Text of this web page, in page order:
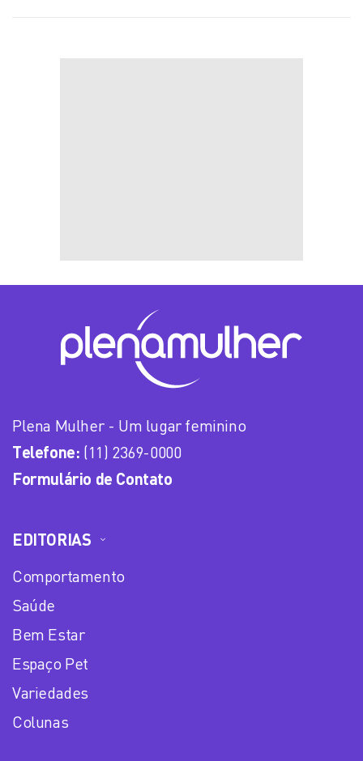
Plena Mulher - Um lugar feminino
Telefone: (11) 2369-0000
Formulário de Contato
EDITORIAS
Comportamento
Saúde
Bem Estar
Espaço Pet
Variedades
Colunas